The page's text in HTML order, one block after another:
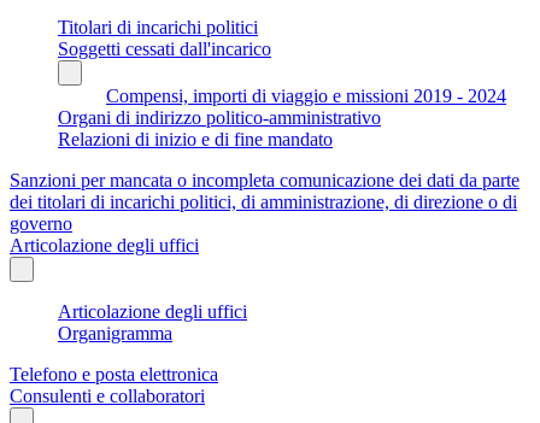
Titolari di incarichi politici
Soggetti cessati dall'incarico
Compensi, importi di viaggio e missioni 2019 - 2024
Organi di indirizzo politico-amministrativo
Relazioni di inizio e di fine mandato
Sanzioni per mancata o incompleta comunicazione dei dati da parte
dei titolari di incarichi politici, di amministrazione, di direzione o di
governo
Articolazione degli uffici
Articolazione degli uffici
Organigramma
Telefono e posta elettronica
Consulenti e collaboratori